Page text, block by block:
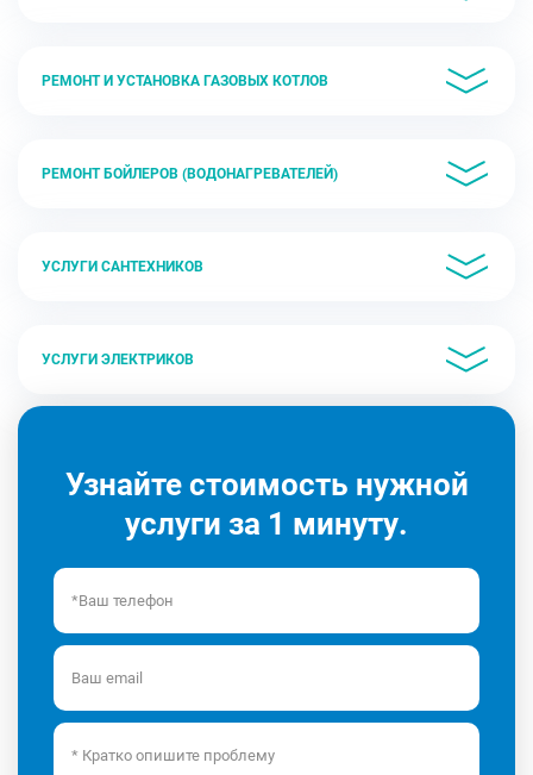
РЕМОНТ И УСТАНОВКА ГАЗОВЫХ КОТЛОВ
РЕМОНТ БОЙЛЕРОВ (ВОДОНАГРЕВАТЕЛЕЙ)
УСЛУГИ САНТЕХНИКОВ
УСЛУГИ ЭЛЕКТРИКОВ
Узнайте стоимость нужной
услуги за 1 минуту.